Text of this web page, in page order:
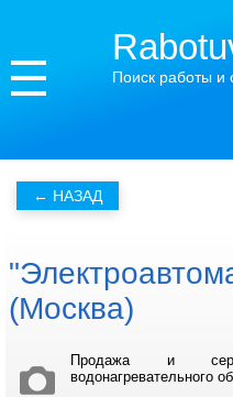
Поиск работы и
(Москва)
Продажа и
водонагревательного